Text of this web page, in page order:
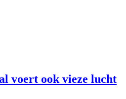
voert ook vieze lucht